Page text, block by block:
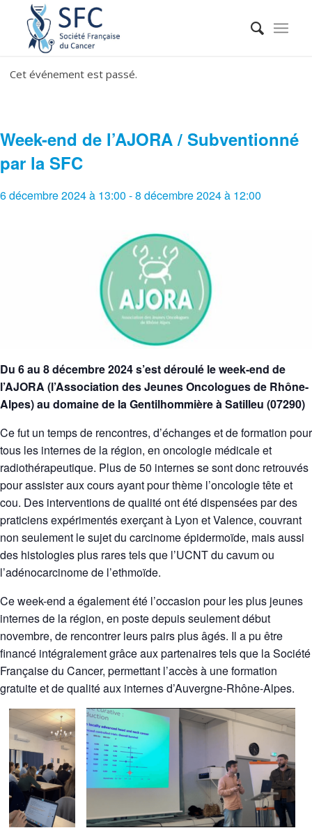
Cet événement est passé.
Week-end de l’AJORA / Subventionné
par la SFC
6 décembre 2024 à 13:00 -8 décembre 2024 à 12:00
Du 6 au 8 décembre 2024 s’est déroulé le week-end de
l’AJORA (l’Association des Jeunes Oncologues de Rhône-
Alpes) au domaine de la Gentilhommière à Satilleu (07290)
Ce fut un temps de rencontres, d’échanges et de formation pour
tous les internes de la région, en oncologie médicale et
radiothérapeutique. Plus de 50 internes se sont donc retrouvés
pour assister aux cours ayant pour thème l’oncologie tête et
cou. Des interventions de qualité ont été dispensées par des
praticiens expérimentés exerçant à Lyon et Valence, couvrant
non seulement le sujet du carcinome épidermoïde, mais aussi
des histologies plus rares tels que l’UCNT du cavum ou
l’adénocarcinome de l’ethmoïde.
Ce week-end a également été l’occasion pour les plus jeunes
internes de la région, en poste depuis seulement début
novembre, de rencontrer leurs pairs plus âgés. Il a pu être
financé intégralement grâce aux partenaires tels que la Société
Française du Cancer, permettant l’accès à une formation
gratuite et de qualité aux internes d’Auvergne-Rhône-Alpes.